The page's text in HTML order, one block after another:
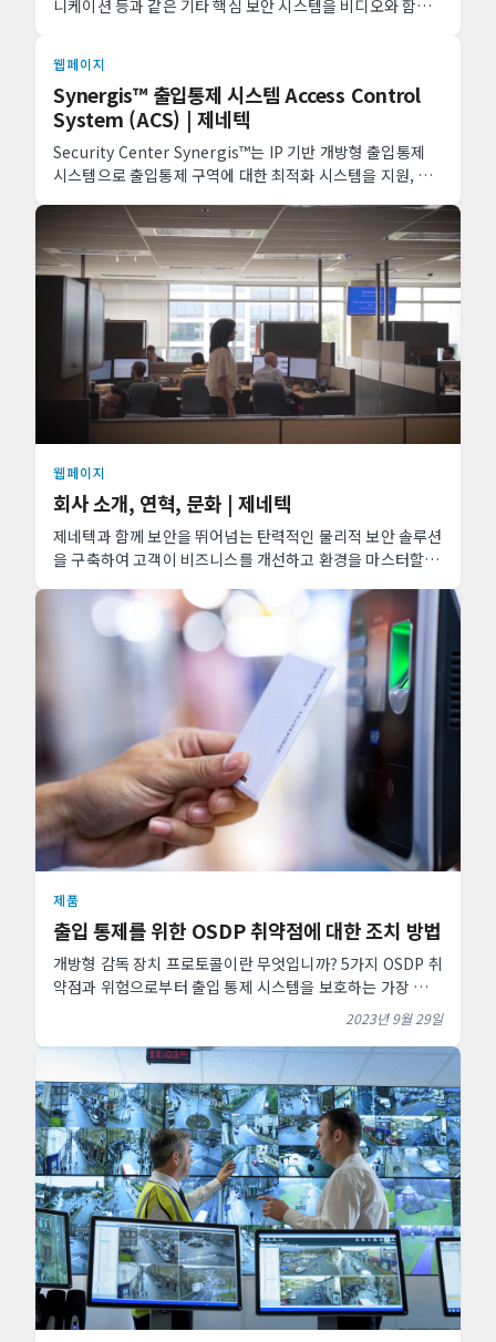
니케이션 등과 같은 기타 핵심 보안 시스템을 비디오와 함께
웹페이지
Synergis™ 출입통제 시스템 Access Control
System (ACS) | 제네텍
Security Center Synergis™는 IP 기반 개방형 출입통제
시스템으로 출입통제 구역에 대한 최적화 시스템을 지원, 다
웹페이지
회사 소개, 연혁, 문화 | 제네텍
제네텍과 함께 보안을 뛰어넘는 탄력적인 물리적 보안 솔루션
을 구축하여 고객이 비즈니스를 개선하고 환경을 마스터할 수
제품
출입 통제를 위한 OSDP 취약점에 대한 조치 방법
개방형 감독 장치 프로토콜이란 무엇입니까? 5가지 OSDP 취
약점과 위험으로부터 출입 통제 시스템을 보호하는 가장 좋은
2023년 9월 29일